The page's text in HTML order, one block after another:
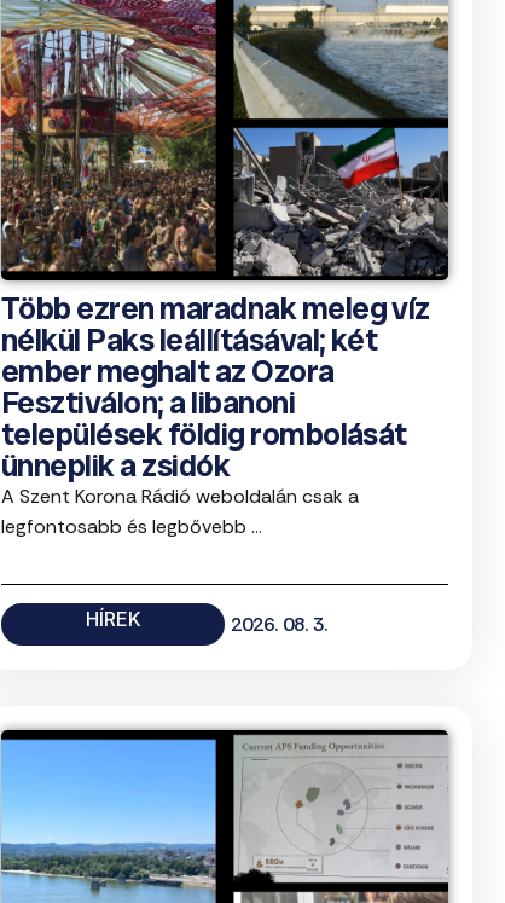
Több ezren maradnak meleg víz
nélkül Paks leállításával; két
ember meghalt az Ozora
Fesztiválon; a libanoni
települések földig rombolását
ünneplik a zsidók
A Szent Korona Rádió weboldalán csak a
legfontosabb és legbővebb ...
HÍREK 2026. 08. 3.